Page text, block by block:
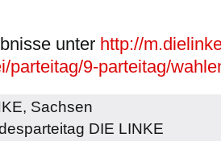
unter http://
parteitag/9-parteitag/
, Sachsen
DIE LINKE